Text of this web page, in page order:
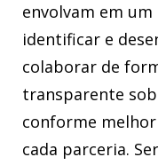
envolvam em
identificar e
colaborar de
transparente
conforme
cada parceria.